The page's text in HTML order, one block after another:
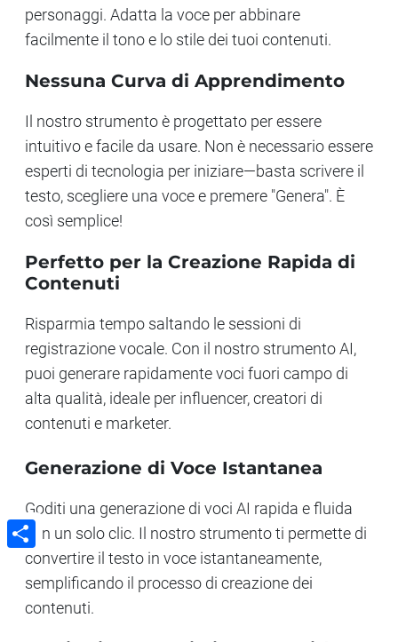
personaggi. Adatta la voce per abbinare
facilmente il tono e lo stile dei tuoi contenuti.
Nessuna Curva di Apprendimento
Il nostro strumento è progettato per essere
intuitivo e facile da usare. Non è necessario essere
esperti di tecnologia per iniziare—basta scrivere il
testo, scegliere una voce e premere "Genera". È
così semplice!
Perfetto per la Creazione Rapida di
Contenuti
Risparmia tempo saltando le sessioni di
registrazione vocale. Con il nostro strumento AI,
puoi generare rapidamente voci fuori campo di
alta qualità, ideale per influencer, creatori di
contenuti e marketer.
Generazione di Voce Istantanea
Goditi una generazione di voci AI rapida e fluida
con un solo clic. Il nostro strumento ti permette di
convertire il testo in voce istantaneamente,
semplificando il processo di creazione dei
contenuti.
Share